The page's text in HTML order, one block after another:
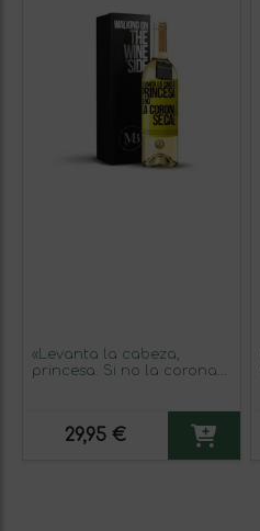
«Levanta la cabeza,
princesa. Si no la corona
Amarilla29,95 €